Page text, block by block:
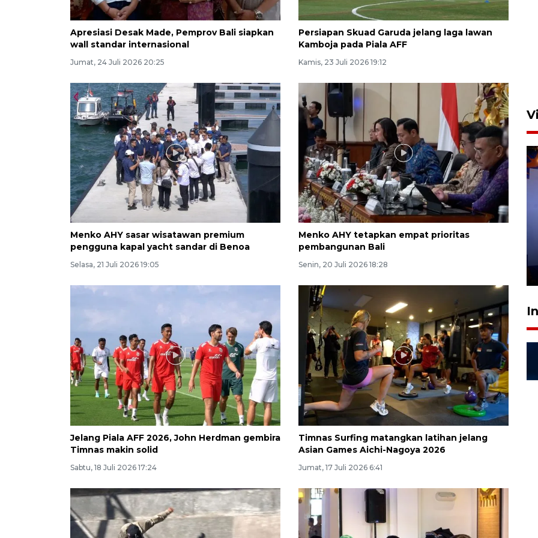
Apresiasi Desak Made, Pemprov Bali siapkan
wall standar internasional
Jumat, 24 Juli 2026 20:25
Persiapan Skuad Garuda jelang laga lawan
Kamboja pada Piala AFF
Kamis, 23 Juli 2026 19:12
Menko AHY sasar wisatawan premium
pengguna kapal yacht sandar di Benoa
Selasa, 21 Juli 2026 19:05
Menko AHY tetapkan empat prioritas
pembangunan Bali
Senin, 20 Juli 2026 18:28
Jelang Piala AFF 2026, John Herdman gembira
Timnas makin solid
Sabtu, 18 Juli 2026 17:24
Timnas Surfing matangkan latihan jelang
Asian Games Aichi-Nagoya 2026
Jumat, 17 Juli 2026 6:41
Calon Paskibraka Nasional
ikuti latihan gabungan jelang
upacara 17 Agustus
Bea Cukai sita 19 ribu botol
miras berpita cukai palsu di
Bali
28 Juli 2026 18:10